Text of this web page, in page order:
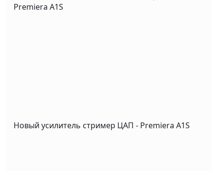
Premiera A1S
Новый усилитель стример ЦАП - Premiera A1S